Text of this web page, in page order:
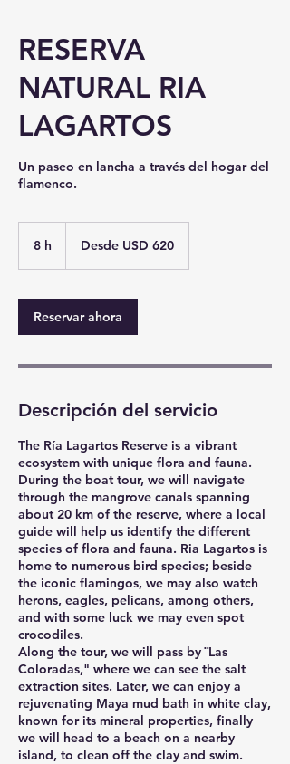
RESERVA
NATURAL RIA
LAGARTOS
Un paseo en lancha a través del hogar del
flamenco.
8 h
dólares
Desde USD 620
Reservar ahora
Descripción del servicio
The Ría Lagartos Reserve is a vibrant
ecosystem with unique flora and fauna.
During the boat tour, we will navigate
through the mangrove canals spanning
about 20 km of the reserve, where a local
guide will help us identify the different
species of flora and fauna. Ria Lagartos is
home to numerous bird species; beside
the iconic flamingos, we may also watch
herons, eagles, pelicans, among others,
and with some luck we may even spot
crocodiles.
Along the tour, we will pass by ¨Las
Coloradas," where we can see the salt
extraction sites. Later, we can enjoy a
rejuvenating Maya mud bath in white clay,
known for its mineral properties, finally
we will head to a beach on a nearby
island, to clean off the clay and swim.